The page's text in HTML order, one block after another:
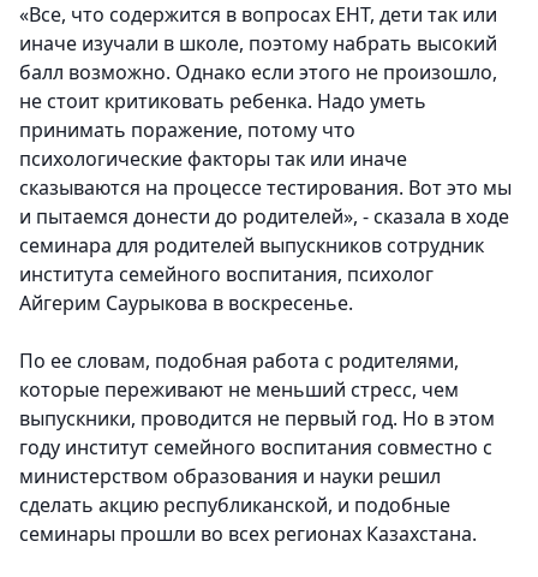
«Все, что содержится в вопросах ЕНТ, дети так или
иначе изучали в школе, поэтому набрать высокий
балл возможно. Однако если этого не произошло,
не стоит критиковать ребенка. Надо уметь
принимать поражение, потому что
психологические факторы так или иначе
сказываются на процессе тестирования. Вот это мы
и пытаемся донести до родителей», - сказала в ходе
семинара для родителей выпускников сотрудник
института семейного воспитания, психолог
Айгерим Саурыкова в воскресенье.
По ее словам, подобная работа с родителями,
которые переживают не меньший стресс, чем
выпускники, проводится не первый год. Но в этом
году институт семейного воспитания совместно с
министерством образования и науки решил
сделать акцию республиканской, и подобные
семинары прошли во всех регионах Казахстана.